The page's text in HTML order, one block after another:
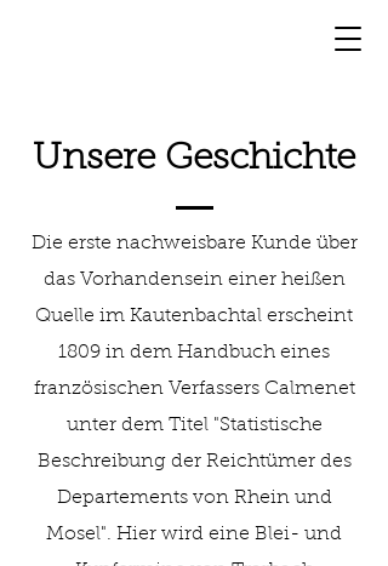
Unsere Geschichte
Die erste nachweisbare Kunde über
das Vorhandensein einer heißen
Quelle im Kautenbachtal erscheint
1809 in dem Handbuch eines
französischen Verfassers Calmenet
unter dem Titel "Statistische
Beschreibung der Reichtümer des
Departements von Rhein und
Mosel". Hier wird eine Blei- und